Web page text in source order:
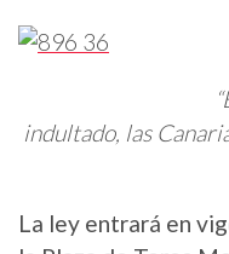
indultado, las
La ley entrará en